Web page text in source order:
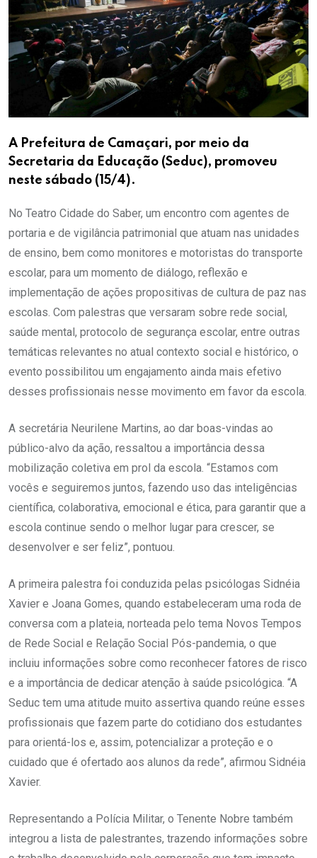
A Prefeitura de Camaçari, por meio da
Secretaria da Educação (Seduc), promoveu
neste sábado (15/4).
No Teatro Cidade do Saber, um encontro com agentes de
portaria e de vigilância patrimonial que atuam nas unidades
de ensino, bem como monitores e motoristas do transporte
escolar, para um momento de diálogo, reflexão e
implementação de ações propositivas de cultura de paz nas
escolas. Com palestras que versaram sobre rede social,
saúde mental, protocolo de segurança escolar, entre outras
temáticas relevantes no atual contexto social e histórico, o
evento possibilitou um engajamento ainda mais efetivo
desses profissionais nesse movimento em favor da escola.
A secretária Neurilene Martins, ao dar boas-vindas ao
público-alvo da ação, ressaltou a importância dessa
mobilização coletiva em prol da escola. “Estamos com
vocês e seguiremos juntos, fazendo uso das inteligências
científica, colaborativa, emocional e ética, para garantir que a
escola continue sendo o melhor lugar para crescer, se
desenvolver e ser feliz”, pontuou.
A primeira palestra foi conduzida pelas psicólogas Sidnéia
Xavier e Joana Gomes, quando estabeleceram uma roda de
conversa com a plateia, norteada pelo tema Novos Tempos
de Rede Social e Relação Social Pós-pandemia, o que
incluiu informações sobre como reconhecer fatores de risco
e a importância de dedicar atenção à saúde psicológica. “A
Seduc tem uma atitude muito assertiva quando reúne esses
profissionais que fazem parte do cotidiano dos estudantes
para orientá-los e, assim, potencializar a proteção e o
cuidado que é ofertado aos alunos da rede”, afirmou Sidnéia
Xavier.
Representando a Polícia Militar, o Tenente Nobre também
integrou a lista de palestrantes, trazendo informações sobre